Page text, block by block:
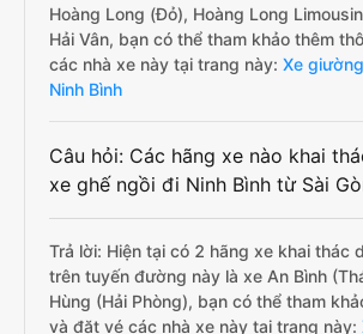
Hoàng Long (Đỏ), Hoàng Long
Hải Vân, bạn có thể tham khảo thêm
các nhà xe này tại trang này: Xe
Ninh Bình
Câu hỏi: Các hãng xe nào khai
xe ghế ngồi đi Ninh Bình từ Sài
Trả lời: Hiện tại có 2 hãng xe khai thác
trên tuyến đường này là xe An Bình
Hùng (Hải Phòng), bạn có thể tham
và đặt vé các nhà xe này tại trang này: